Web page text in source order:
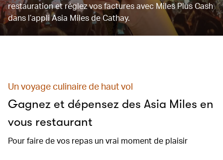
restauration et réglez vos factures avec Miles Plus Cash
dans l’appli Asia Miles de Cathay.
Un voyage culinaire de haut vol
Gagnez et dépensez des Asia Miles en
vous restaurant
Pour faire de vos repas un vrai moment de plaisir